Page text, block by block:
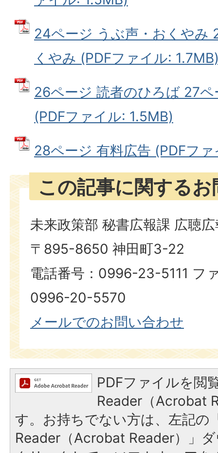
24ページ うぶ声・おくやみ
くやみ (PDFファイル:
26ページ 読者のひろば 27
(PDFファイル: 1.5MB)
28ページ 有料広告 (PDFフ
この記事に関する
未来政策部 秘書広報課 広聴
〒895-8650 神田町3-22
電話番号：0996-23-5111 フ
0996-20-5570
メールでのお問い合わせ
PDFファイルを閲
Reader（Acrobat
す。お持ちでない方は、左記の
Reader（Acrobat Reader）」